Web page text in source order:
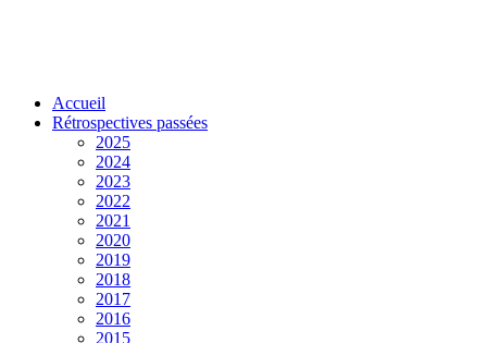
Accueil
Rétrospectives passées
2025
2024
2023
2022
2021
2020
2019
2018
2017
2016
2015